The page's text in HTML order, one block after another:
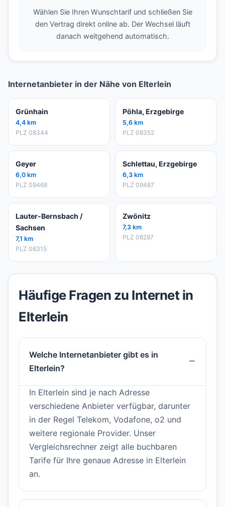
Wählen Sie Ihren Wunschtarif und schließen Sie
den Vertrag direkt online ab. Der Wechsel läuft
danach weitgehend automatisch.
Internetanbieter in der Nähe von Elterlein
Grünhain
4,4 km
PLZ 08344
Pöhla, Erzgebirge
5,6 km
PLZ 08352
Geyer
6,0 km
PLZ 09468
Schlettau, Erzgebirge
6,3 km
PLZ 09487
Lauter-Bernsbach /
Sachsen
7,1 km
PLZ 08315
Zwönitz
7,3 km
PLZ 08297
Häufige Fragen zu Internet in
Elterlein
Welche Internetanbieter gibt es in
Elterlein?
In Elterlein sind je nach Adresse
verschiedene Anbieter verfügbar, darunter
in der Regel Telekom, Vodafone, o2 und
weitere regionale Provider. Unser
Vergleichsrechner zeigt alle buchbaren
Tarife für Ihre genaue Adresse in Elterlein
an.